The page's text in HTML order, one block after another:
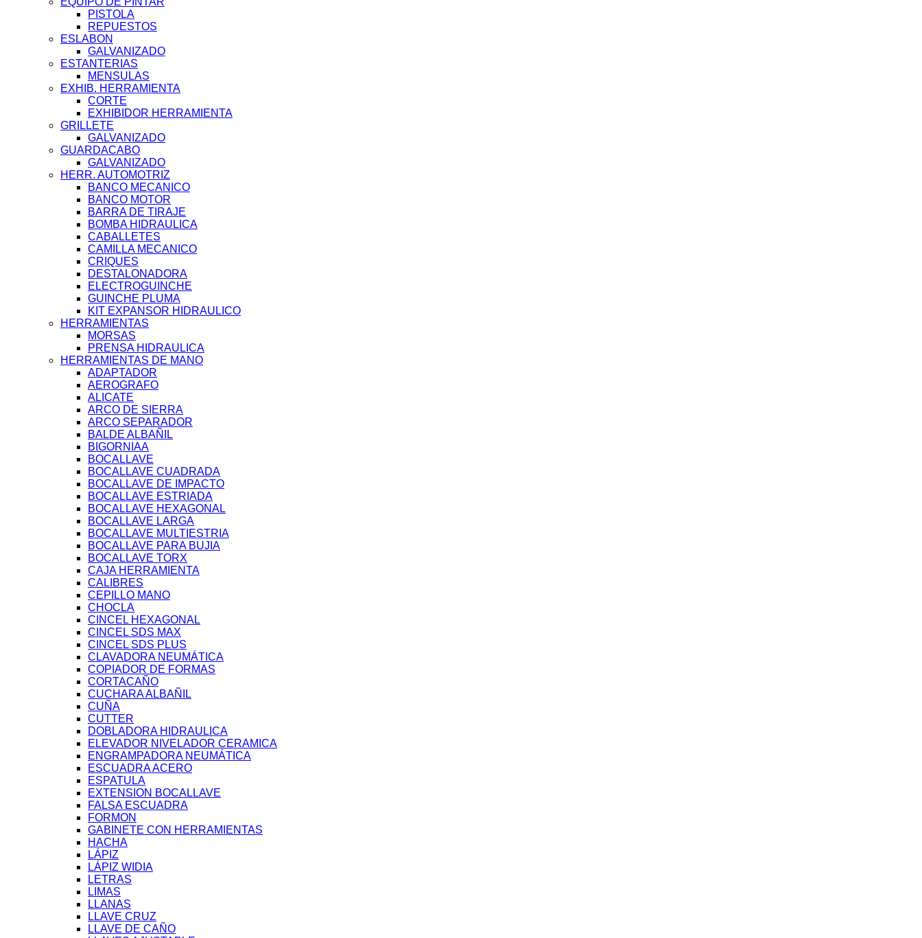
PISTOLA
REPUESTOS
ESLABON
GALVANIZADO
ESTANTERIAS
MENSULAS
EXHIB. HERRAMIENTA
CORTE
EXHIBIDOR HERRAMIENTA
GRILLETE
GALVANIZADO
GUARDACABO
GALVANIZADO
HERR. AUTOMOTRIZ
BANCO MECANICO
BANCO MOTOR
BARRA DE TIRAJE
BOMBA HIDRAULICA
CABALLETES
CAMILLA MECANICO
CRIQUES
DESTALONADORA
ELECTROGUINCHE
GUINCHE PLUMA
KIT EXPANSOR HIDRAULICO
HERRAMIENTAS
MORSAS
PRENSA HIDRAULICA
HERRAMIENTAS DE MANO
ADAPTADOR
AEROGRAFO
ALICATE
ARCO DE SIERRA
ARCO SEPARADOR
BALDE ALBAÑIL
BIGORNIAA
BOCALLAVE
BOCALLAVE CUADRADA
BOCALLAVE DE IMPACTO
BOCALLAVE ESTRIADA
BOCALLAVE HEXAGONAL
BOCALLAVE LARGA
BOCALLAVE MULTIESTRIA
BOCALLAVE PARA BUJIA
BOCALLAVE TORX
CAJA HERRAMIENTA
CALIBRES
CEPILLO MANO
CHOCLA
CINCEL HEXAGONAL
CINCEL SDS MAX
CINCEL SDS PLUS
CLAVADORA NEUMÁTICA
COPIADOR DE FORMAS
CORTACAÑO
CUCHARA ALBAÑIL
CUÑA
CUTTER
DOBLADORA HIDRAULICA
ELEVADOR NIVELADOR CERAMICA
ENGRAMPADORA NEUMÁTICA
ESCUADRA ACERO
ESPATULA
EXTENSION BOCALLAVE
FALSA ESCUADRA
FORMON
GABINETE CON HERRAMIENTAS
HACHA
LÁPIZ
LÁPIZ WIDIA
LETRAS
LIMAS
LLANAS
LLAVE CRUZ
LLAVE DE CAÑO